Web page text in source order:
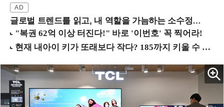
글로벌 트렌드를 읽고, 내 역할을 가늠하는 소수정예 실습 워크숍 (8/28 신논현역)